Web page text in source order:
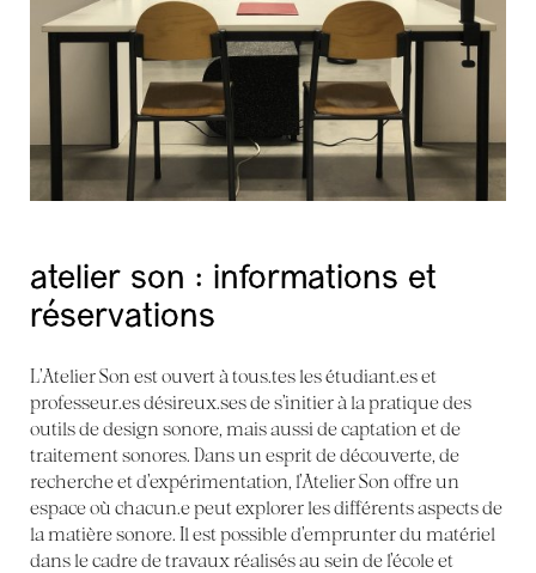
atelier son : informations et
réservations
L’Atelier Son est ouvert à tous.tes les étudiant.es et
professeur.es désireux.ses de s’initier à la pratique des
outils de design sonore, mais aussi de captation et de
traitement sonores. Dans un esprit de découverte, de
recherche et d’expérimentation, l’Atelier Son offre un
espace où chacun.e peut explorer les différents aspects de
la matière sonore. Il est possible d’emprunter du matériel
dans le cadre de travaux réalisés au sein de l’école et